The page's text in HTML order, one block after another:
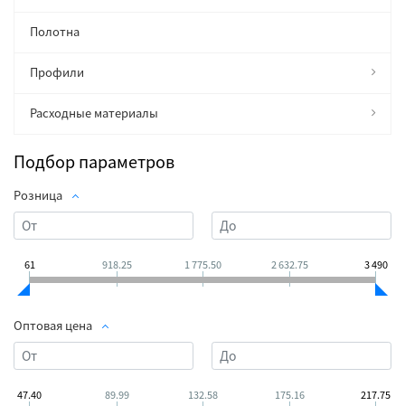
Полотна
Профили
Расходные материалы
Подбор параметров
Розница
61 918.25 1 775.50 2 632.75 3 490
Оптовая цена
47.40 89.99 132.58 175.16 217.75